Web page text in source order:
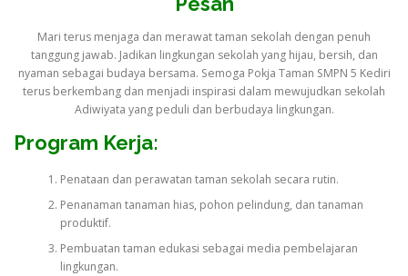
Mari terus menjaga dan merawat taman sekolah dengan penuh
tanggung jawab. Jadikan lingkungan sekolah yang hijau, bersih, dan
nyaman sebagai budaya bersama. Semoga Pokja Taman SMPN 5 Kediri
terus berkembang dan menjadi inspirasi dalam mewujudkan sekolah
Adiwiyata yang peduli dan berbudaya lingkungan.
Program Kerja:
Penataan dan perawatan taman sekolah secara rutin.
Penanaman tanaman hias, pohon pelindung, dan tanaman
produktif.
Pembuatan taman edukasi sebagai media pembelajaran
lingkungan.